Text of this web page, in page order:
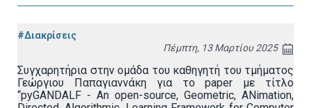
#Διακρίσεις
Πέμπτη, 13 Μαρτίου 2025
Συγχαρητήρια στην ομάδα του καθηγητή του τμήματος
Γεώργιου Παπαγιαννάκη για το paper με τίτλο
“pyGANDALF - An open-source, Geometric, ANimation,